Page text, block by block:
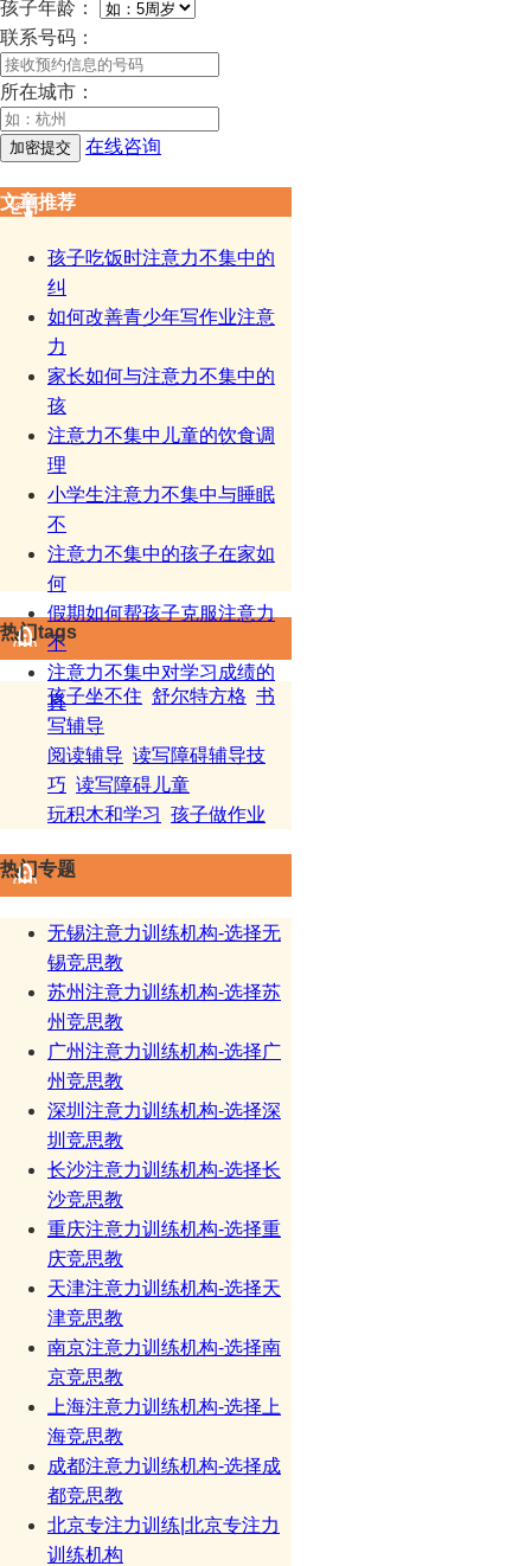
孩子年龄：
联系号码：
所在城市：
在线咨询
文章推荐
孩子吃饭时注意力不集中的
纠
如何改善青少年写作业注意
力
家长如何与注意力不集中的
孩
注意力不集中儿童的饮食调
理
小学生注意力不集中与睡眠
不
注意力不集中的孩子在家如
何
假期如何帮孩子克服注意力
不
注意力不集中对学习成绩的
真
热门tags
孩子坐不住 舒尔特方格 书
写辅导
阅读辅导 读写障碍辅导技
巧 读写障碍儿童
玩积木和学习 孩子做作业
热门专题
无锡注意力训练机构-选择无
锡竞思教
苏州注意力训练机构-选择苏
州竞思教
广州注意力训练机构-选择广
州竞思教
深圳注意力训练机构-选择深
圳竞思教
长沙注意力训练机构-选择长
沙竞思教
重庆注意力训练机构-选择重
庆竞思教
天津注意力训练机构-选择天
津竞思教
南京注意力训练机构-选择南
京竞思教
上海注意力训练机构-选择上
海竞思教
成都注意力训练机构-选择成
都竞思教
北京专注力训练|北京专注力
训练机构